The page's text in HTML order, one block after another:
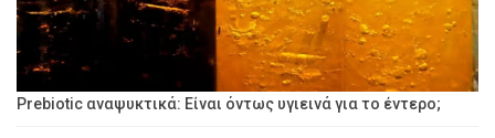
Prebiotic αναψυκτικά: Είναι όντως υγιεινά για το έντερο;